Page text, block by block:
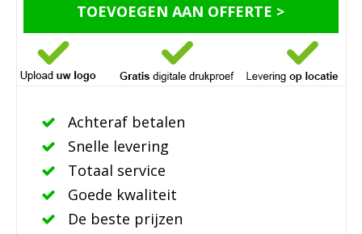
TOEVOEGEN AAN OFFERTE >
Achteraf betalen
Snelle levering
Totaal service
Goede kwaliteit
De beste prijzen